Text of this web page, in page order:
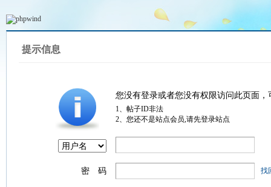
提示信息
您没有登录或者您没有权限访问此页面
1、帖子ID非法
2、您还不是站点会员,请先登录站点
密 码 找